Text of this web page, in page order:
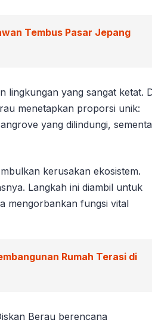
Tembus Pasar Jepang
lingkungan yang sangat ketat.
menetapkan proporsi unik:
yang dilindungi,
kerusakan ekosistem.
Langkah ini diambil untuk
mengorbankan fungsi vital
Rumah Terasi di
Berau berencana